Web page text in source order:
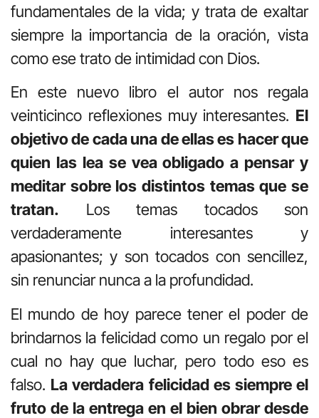
fundamentales de la vida; y trata de exaltar
siempre la importancia de la oración, vista
como ese trato de intimidad con Dios.
En este nuevo libro el autor nos regala
veinticinco reflexiones muy interesantes. El
objetivo de cada una de ellas es hacer que
quien las lea se vea obligado a pensar y
meditar sobre los distintos temas que se
tratan. Los temas tocados son
verdaderamente interesantes y
apasionantes; y son tocados con sencillez,
sin renunciar nunca a la profundidad.
El mundo de hoy parece tener el poder de
brindarnos la felicidad como un regalo por el
cual no hay que luchar, pero todo eso es
falso. La verdadera felicidad es siempre el
fruto de la entrega en el bien obrar desde